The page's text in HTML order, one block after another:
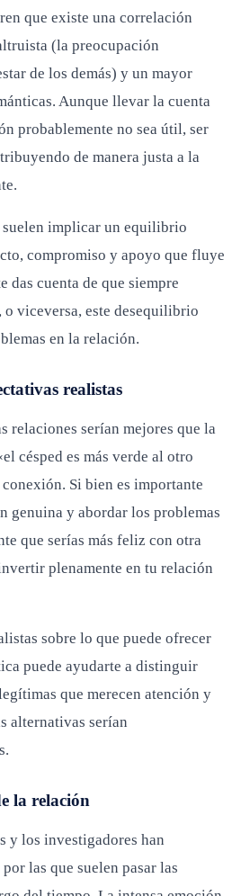
que existe una correlación
(la preocupación
de los demás) y un mayor
Aunque llevar la cuenta
probablemente no sea útil, ser
de manera justa a la
suelen implicar un equilibrio
compromiso y apoyo que fluye
das cuenta de que siempre
o viceversa, este desequilibrio
en la relación.
realistas
relaciones serían mejores que la
césped es más verde al otro
Si bien es importante
genuina y abordar los problemas
que serías más feliz con otra
plenamente en tu relación
sobre lo que puede ofrecer
puede ayudarte a distinguir
que merecen atención y
alternativas serían
la relación
y los investigadores han
las que suelen pasar las